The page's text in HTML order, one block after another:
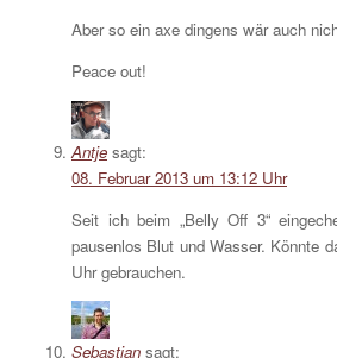
Aber so ein axe dingens wär auch
Peace out!
Antje sagt:
08. Februar 2013 um 13:12 Uhr
Seit ich beim „Belly Off 3“
pausenlos Blut und Wasser. Könnte
Uhr gebrauchen.
Sebastian sagt: